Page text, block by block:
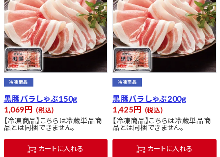
冷凍商品
黒豚バラしゃぶ150g
1,069 税込
【冷凍商品】こちらは冷蔵単品商
品とは同梱できません。
カートに入れる
冷凍商品
黒豚バラしゃぶ200g
1,425 税込
【冷凍商品】こちらは冷蔵単品商
品とは同梱できません。
カートに入れる